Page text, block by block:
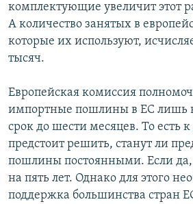
комплектующие увеличит этот
А количество занятых в
которые их используют,
тысяч.
Европейская комиссия
импортные пошлины в ЕС лишь
срок до шести месяцев. То есть
предстоит решить, станут ли
пошлины постоянными. Если
на пять лет. Однако для этого
поддержка большинства стран